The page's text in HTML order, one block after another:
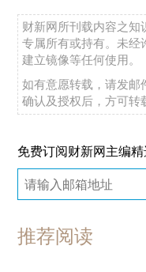
财新网所刊载内容之知
专属所有或持有。未经
建立镜像等任何使用。
如有意愿转载，请发邮
确认及授权后，方可转
免费订阅财新网主编
推荐阅读